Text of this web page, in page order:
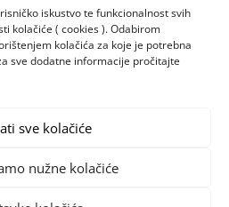
iskustvo te funkcionalnost svih
kolačiće ( cookies ). Odabirom
kolačića za koje je potrebna
sve dodatne informacije pročitajte
sve kolačiće
nužne kolačiće